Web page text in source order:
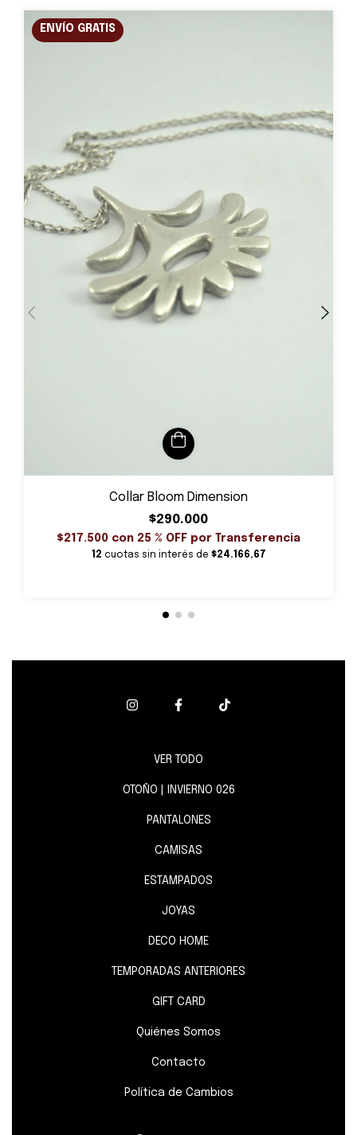
ENVÍO GRATIS
Collar Bloom Dimension
$290.000
$217.500 con 25 % OFF por Transferencia
12 cuotas sin interés de $24.166,67
VER TODO
OTOÑO | INVIERNO 026
PANTALONES
CAMISAS
ESTAMPADOS
JOYAS
DECO HOME
TEMPORADAS ANTERIORES
GIFT CARD
Quiénes Somos
Contacto
Política de Cambios